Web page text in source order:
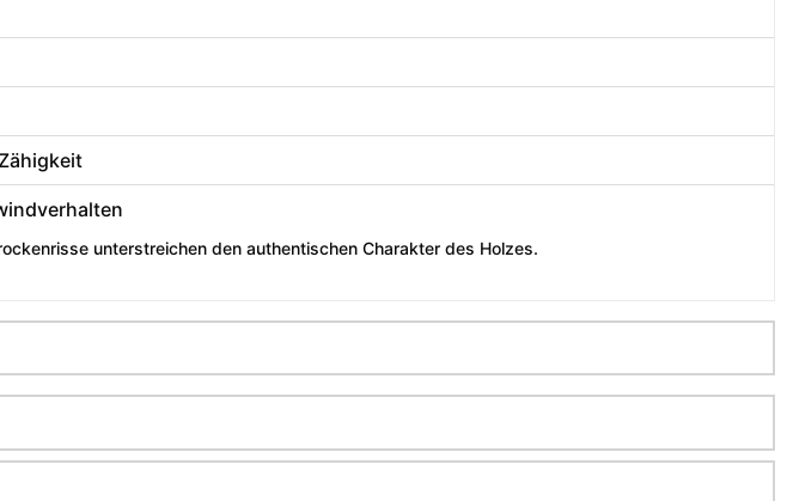
unterstreichen den authentischen Charakter des Holzes.